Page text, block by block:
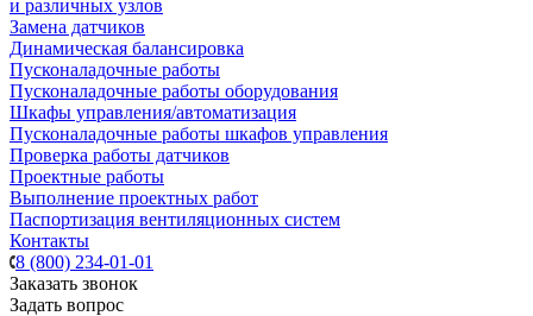
и различных узлов
Замена датчиков
Динамическая балансировка
Пусконаладочные работы
Пусконаладочные работы оборудования
Шкафы управления/автоматизация
Пусконаладочные работы шкафов управления
Проверка работы датчиков
Проектные работы
Выполнение проектных работ
Паспортизация вентиляционных систем
Контакты
8 (800) 234-01-01
Заказать звонок
Задать вопрос